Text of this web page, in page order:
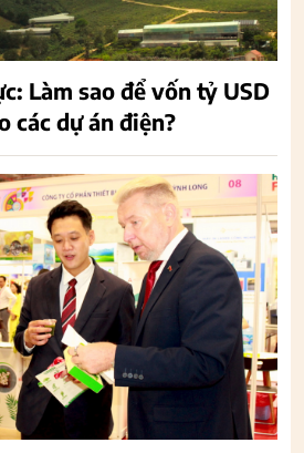
Làm sao để vốn tỷ USD
các dự án điện?